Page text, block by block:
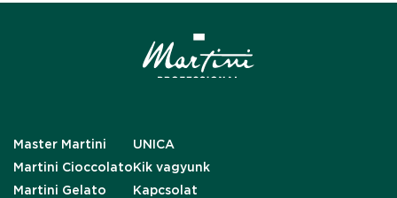
Master Martini
Martini Cioccolato
Martini Gelato
UNICA
Kik vagyunk
Kapcsolat